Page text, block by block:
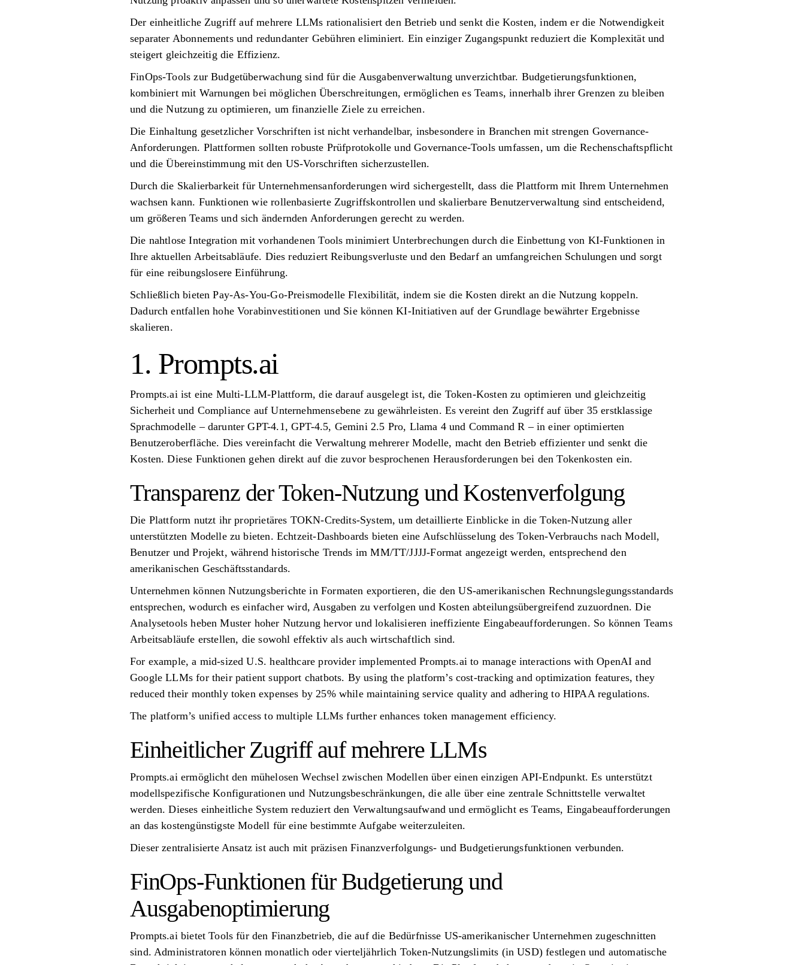
Der einheitliche Zugriff auf mehrere LLMs rationalisiert den Betrieb und senkt die Kosten, indem er die Notwendigkeit
separater Abonnements und redundanter Gebühren eliminiert. Ein einziger Zugangspunkt reduziert die Komplexität und
steigert gleichzeitig die Effizienz.
FinOps-Tools zur Budgetüberwachung sind für die Ausgabenverwaltung unverzichtbar. Budgetierungsfunktionen,
kombiniert mit Warnungen bei möglichen Überschreitungen, ermöglichen es Teams, innerhalb ihrer Grenzen zu bleiben
und die Nutzung zu optimieren, um finanzielle Ziele zu erreichen.
Die Einhaltung gesetzlicher Vorschriften ist nicht verhandelbar, insbesondere in Branchen mit strengen Governance-
Anforderungen. Plattformen sollten robuste Prüfprotokolle und Governance-Tools umfassen, um die Rechenschaftspflicht
und die Übereinstimmung mit den US-Vorschriften sicherzustellen.
Durch die Skalierbarkeit für Unternehmensanforderungen wird sichergestellt, dass die Plattform mit Ihrem Unternehmen
wachsen kann. Funktionen wie rollenbasierte Zugriffskontrollen und skalierbare Benutzerverwaltung sind entscheidend,
um größeren Teams und sich ändernden Anforderungen gerecht zu werden.
Die nahtlose Integration mit vorhandenen Tools minimiert Unterbrechungen durch die Einbettung von KI-Funktionen in
Ihre aktuellen Arbeitsabläufe. Dies reduziert Reibungsverluste und den Bedarf an umfangreichen Schulungen und sorgt
für eine reibungslosere Einführung.
Schließlich bieten Pay-As-You-Go-Preismodelle Flexibilität, indem sie die Kosten direkt an die Nutzung koppeln.
Dadurch entfallen hohe Vorabinvestitionen und Sie können KI-Initiativen auf der Grundlage bewährter Ergebnisse
skalieren.
1. Prompts.ai
Prompts.ai ist eine Multi-LLM-Plattform, die darauf ausgelegt ist, die Token-Kosten zu optimieren und gleichzeitig
Sicherheit und Compliance auf Unternehmensebene zu gewährleisten. Es vereint den Zugriff auf über 35 erstklassige
Sprachmodelle – darunter GPT-4.1, GPT-4.5, Gemini 2.5 Pro, Llama 4 und Command R – in einer optimierten
Benutzeroberfläche. Dies vereinfacht die Verwaltung mehrerer Modelle, macht den Betrieb effizienter und senkt die
Kosten. Diese Funktionen gehen direkt auf die zuvor besprochenen Herausforderungen bei den Tokenkosten ein.
Transparenz der Token-Nutzung und Kostenverfolgung
Die Plattform nutzt ihr proprietäres TOKN-Credits-System, um detaillierte Einblicke in die Token-Nutzung aller
unterstützten Modelle zu bieten. Echtzeit-Dashboards bieten eine Aufschlüsselung des Token-Verbrauchs nach Modell,
Benutzer und Projekt, während historische Trends im MM/TT/JJJJ-Format angezeigt werden, entsprechend den
amerikanischen Geschäftsstandards.
Unternehmen können Nutzungsberichte in Formaten exportieren, die den US-amerikanischen Rechnungslegungsstandards
entsprechen, wodurch es einfacher wird, Ausgaben zu verfolgen und Kosten abteilungsübergreifend zuzuordnen. Die
Analysetools heben Muster hoher Nutzung hervor und lokalisieren ineffiziente Eingabeaufforderungen. So können Teams
Arbeitsabläufe erstellen, die sowohl effektiv als auch wirtschaftlich sind.
For example, a mid-sized U.S. healthcare provider implemented Prompts.ai to manage interactions with OpenAI and
Google LLMs for their patient support chatbots. By using the platform’s cost-tracking and optimization features, they
reduced their monthly token expenses by 25% while maintaining service quality and adhering to HIPAA regulations.
The platform’s unified access to multiple LLMs further enhances token management efficiency.
Einheitlicher Zugriff auf mehrere LLMs
Prompts.ai ermöglicht den mühelosen Wechsel zwischen Modellen über einen einzigen API-Endpunkt. Es unterstützt
modellspezifische Konfigurationen und Nutzungsbeschränkungen, die alle über eine zentrale Schnittstelle verwaltet
werden. Dieses einheitliche System reduziert den Verwaltungsaufwand und ermöglicht es Teams, Eingabeaufforderungen
an das kostengünstigste Modell für eine bestimmte Aufgabe weiterzuleiten.
Dieser zentralisierte Ansatz ist auch mit präzisen Finanzverfolgungs- und Budgetierungsfunktionen verbunden.
FinOps-Funktionen für Budgetierung und
Ausgabenoptimierung
Prompts.ai bietet Tools für den Finanzbetrieb, die auf die Bedürfnisse US-amerikanischer Unternehmen zugeschnitten
sind. Administratoren können monatlich oder vierteljährlich Token-Nutzungslimits (in USD) festlegen und automatische